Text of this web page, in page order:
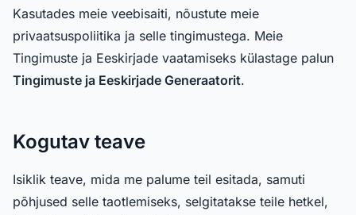
Kasutades meie veebisaiti, nõustute meie
privaatsuspoliitika ja selle tingimustega. Meie
Tingimuste ja Eeskirjade vaatamiseks külastage palun
Tingimuste ja Eeskirjade Generaatorit.
Kogutav teave
Isiklik teave, mida me palume teil esitada, samuti
põhjused selle taotlemiseks, selgitatakse teile hetkel,